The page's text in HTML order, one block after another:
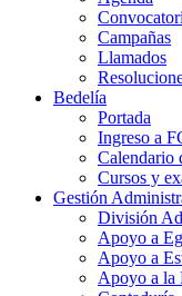
Campañas
Llamados
Bedelía
Portada
Ingreso a
Calendario
Cursos y
Gestión
División
Apoyo a
Apoyo a
Apoyo a la